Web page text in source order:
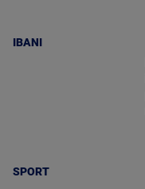
IBANI
SPORT